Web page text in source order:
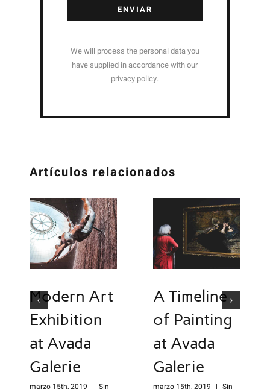
We will process the personal data you
have supplied in accordance with our
privacy policy.
Artículos relacionados
Modern Art
Exhibition
at Avada
Galerie
marzo 15th, 2019 | Sin
A Timeline
of Painting
at Avada
Galerie
marzo 15th, 2019 | Sin